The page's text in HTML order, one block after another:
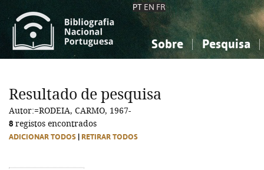
PT EN FR
Sobre Pesquisa
Ciências sociais...
Ciências sociais...
Resultado de pesquisa
Autor:=RODEIA, CARMO, 1967-
8 registos encontrados
ADICIONAR TODOS RETIRAR TODOS